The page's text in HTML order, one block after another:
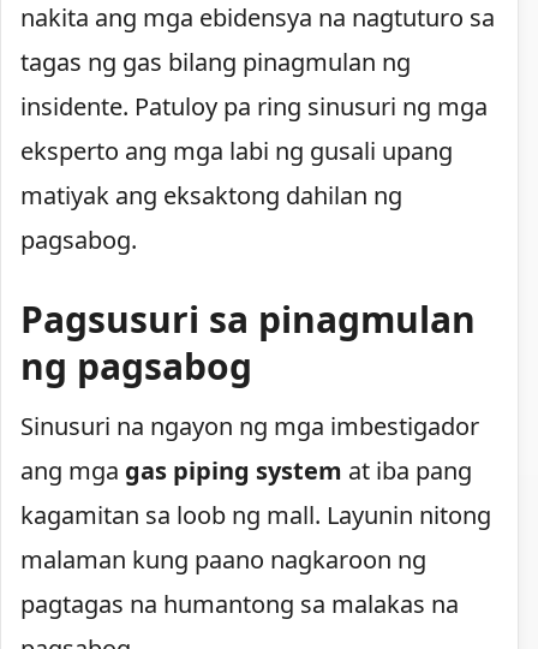
nakita ang mga ebidensya na nagtuturo sa
tagas ng gas bilang pinagmulan ng
insidente. Patuloy pa ring sinusuri ng mga
eksperto ang mga labi ng gusali upang
matiyak ang eksaktong dahilan ng
pagsabog.
Pagsusuri sa pinagmulan
ng pagsabog
Sinusuri na ngayon ng mga imbestigador
ang mga gas piping system at iba pang
kagamitan sa loob ng mall. Layunin nitong
malaman kung paano nagkaroon ng
pagtagas na humantong sa malakas na